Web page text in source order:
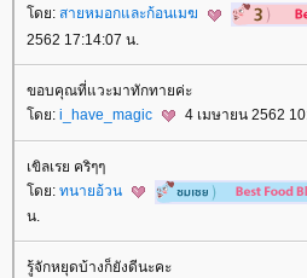
ดย: สายหมอกและก้อนเมฆ
2562 17:14:07 น.
ขอบคุณที่แวะมาทักทายค่ะ
ดย: i_have_magic 4 เมษายน 2562
เขิลเรย คริๆๆ
ดย: ทนายอ้วน
น.
รู้จักหยุดบ้างก็ยังดีนะคะ